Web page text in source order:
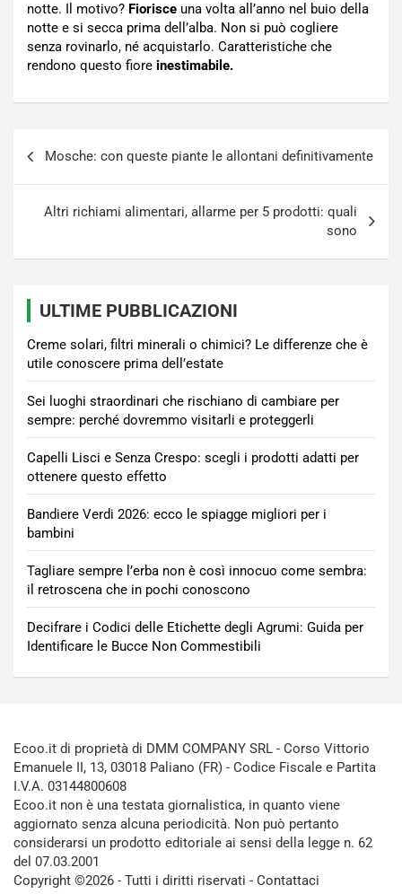
notte. Il motivo? Fiorisce una volta all’anno nel buio della
notte e si secca prima dell’alba. Non si può cogliere
senza rovinarlo, né acquistarlo. Caratteristiche che
rendono questo fiore inestimabile.
Mosche: con queste piante le allontani definitivamente
Altri richiami alimentari, allarme per 5 prodotti: quali
sono
ULTIME PUBBLICAZIONI
Creme solari, filtri minerali o chimici? Le differenze che è
utile conoscere prima dell’estate
Sei luoghi straordinari che rischiano di cambiare per
sempre: perché dovremmo visitarli e proteggerli
Capelli Lisci e Senza Crespo: scegli i prodotti adatti per
ottenere questo effetto
Bandiere Verdi 2026: ecco le spiagge migliori per i
bambini
Tagliare sempre l’erba non è così innocuo come sembra:
il retroscena che in pochi conoscono
Decifrare i Codici delle Etichette degli Agrumi: Guida per
Identificare le Bucce Non Commestibili
Ecoo.it di proprietà di DMM COMPANY SRL - Corso Vittorio
Emanuele II, 13, 03018 Paliano (FR) - Codice Fiscale e Partita
I.V.A. 03144800608
Ecoo.it non è una testata giornalistica, in quanto viene
aggiornato senza alcuna periodicità. Non può pertanto
considerarsi un prodotto editoriale ai sensi della legge n. 62
del 07.03.2001
Copyright ©2026 - Tutti i diritti riservati - Contattaci